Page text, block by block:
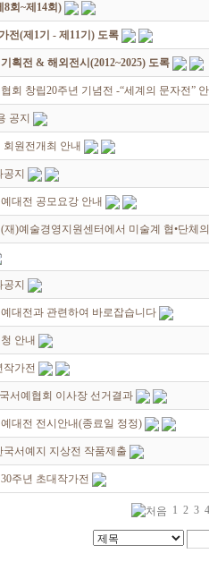
8회~제14회)
전(제1기 - 제11기) 도록
획전 & 해외전시(2012~2025) 도록
회 창립20주년 기념전 -“세계의 문자전”
공지
회원전개최 안내
지
대전 공모요강 안내
재)예술경영지원센터에서 미술계 협•단체
지
대전과 관련하여 바로잡습니다
안내
작가전
서예협회 이사장 선거결과
대전 전시안내(종료일 정정)
국서예지 지상전 작품제출
주년 초대작가전
1 2 3 4